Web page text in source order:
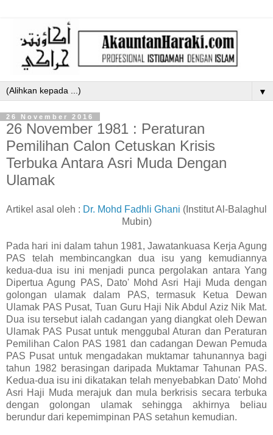
▼
26 November 2016
26 November 1981 : Peraturan
Pemilihan Calon Cetuskan Krisis
Terbuka Antara Asri Muda Dengan
Ulamak
Artikel asal oleh : Dr. Mohd Fadhli Ghani (Institut Al-Balaghul
Mubin)
Pada hari ini dalam tahun 1981, Jawatankuasa Kerja Agung
PAS telah membincangkan dua isu yang kemudiannya
kedua-dua isu ini menjadi punca pergolakan antara Yang
Dipertua Agung PAS, Dato' Mohd Asri Haji Muda dengan
golongan ulamak dalam PAS, termasuk Ketua Dewan
Ulamak PAS Pusat, Tuan Guru Haji Nik Abdul Aziz Nik Mat.
Dua isu tersebut ialah cadangan yang diangkat oleh Dewan
Ulamak PAS Pusat untuk menggubal Aturan dan Peraturan
Pemilihan Calon PAS 1981 dan cadangan Dewan Pemuda
PAS Pusat untuk mengadakan muktamar tahunannya bagi
tahun 1982 berasingan daripada Muktamar Tahunan PAS.
Kedua-dua isu ini dikatakan telah menyebabkan Dato' Mohd
Asri Haji Muda merajuk dan mula berkrisis secara terbuka
dengan golongan ulamak sehingga akhirnya beliau
berundur dari kepemimpinan PAS setahun kemudian.